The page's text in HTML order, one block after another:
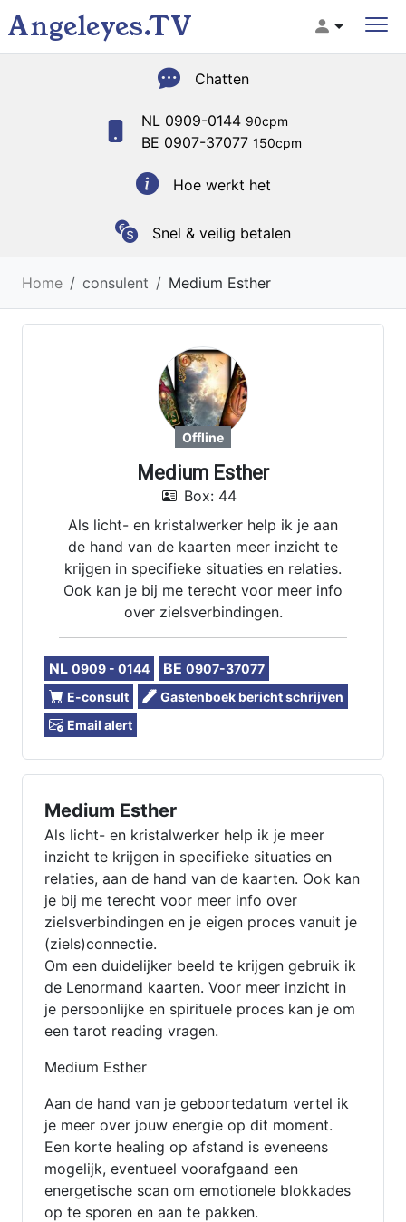
Angeleyes.TV
Chatten
NL 0909-0144 90cpm
BE 0907-37077 150cpm
Hoe werkt het
Snel & veilig betalen
Home consulent Medium Esther
Offline
Medium Esther
Box: 44
Als licht- en kristalwerker help ik je aan
de hand van de kaarten meer inzicht te
krijgen in specifieke situaties en relaties.
Ook kan je bij me terecht voor meer info
over zielsverbindingen.
NL 0909 - 0144 BE 0907-37077
E-consult
Gastenboek bericht schrijven
Email alert
Medium Esther
Als licht- en kristalwerker help ik je meer
inzicht te krijgen in specifieke situaties en
relaties, aan de hand van de kaarten. Ook kan
je bij me terecht voor meer info over
zielsverbindingen en je eigen proces vanuit je
(ziels)connectie.
Om een duidelijker beeld te krijgen gebruik ik
de Lenormand kaarten. Voor meer inzicht in
je persoonlijke en spirituele proces kan je om
een tarot reading vragen.
Medium Esther
Aan de hand van je geboortedatum vertel ik
je meer over jouw energie op dit moment.
Een korte healing op afstand is eveneens
mogelijk, eventueel voorafgaand een
energetische scan om emotionele blokkades
op te sporen en aan te pakken.